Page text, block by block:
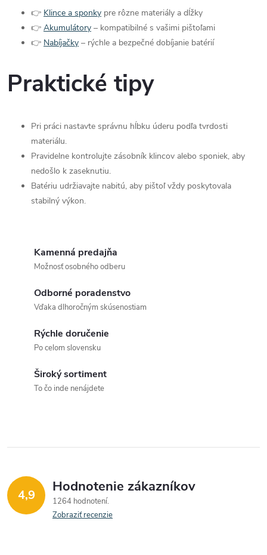
👉 Klince a sponky pre rôzne materiály a dĺžky
👉 Akumulátory – kompatibilné s vašimi pištoľami
👉 Nabíjačky – rýchle a bezpečné dobíjanie batérií
Praktické tipy
Pri práci nastavte správnu hĺbku úderu podľa tvrdosti
materiálu.
Pravidelne kontrolujte zásobník klincov alebo sponiek, aby
nedošlo k zaseknutiu.
Batériu udržiavajte nabitú, aby pištoľ vždy poskytovala
stabilný výkon.
Kamenná predajňa
Možnosť osobného odberu
Odborné poradenstvo
Vďaka dlhoročným skúsenostiam
Rýchle doručenie
Po celom slovensku
Široký sortiment
To čo inde nenájdete
4,9 Hodnotenie zákazníkov
1264 hodnotení
Zobraziť recenzie